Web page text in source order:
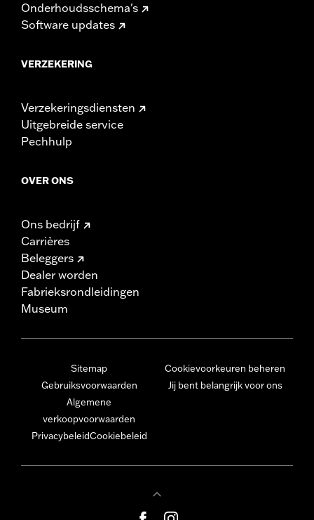
Onderhoudsschema's
Software updates
VERZEKERING
Verzekeringsdiensten
Uitgebreide service
Pechhulp
OVER ONS
Ons bedrijf
Carrières
Beleggers
Dealer worden
Fabrieksrondleidingen
Museum
Sitemap
Gebruiksvoorwaarden
Algemene
verkoopvoorwaarden
PrivacybeleidCookiebeleid
Cookievoorkeuren beheren
Jij bent belangrijk voor ons